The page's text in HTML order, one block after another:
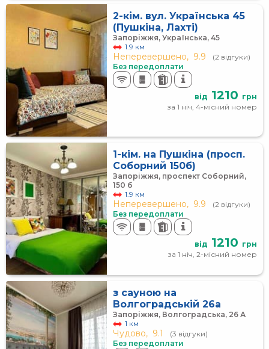
2-кім. вул. Українська 45
(Пушкіна, Лахті)
Запоріжжя, Українська, 45
1.9 км
Неперевершено, 9.9
(2 відгуки)
Без передоплати
від 1210 грн
за 1 ніч, 4-місний номер
1-кім. на Пушкіна (просп.
Соборний 150б)
Запоріжжя, проспект Соборний,
150 б
1.9 км
Неперевершено, 9.9
(2 відгуки)
Без передоплати
від 1210 грн
за 1 ніч, 2-місний номер
з сауною на
Волгоградській 26а
Запоріжжя, Волгоградська, 26 А
1 км
Чудово, 9.1
(3 відгуки)
Без передоплати